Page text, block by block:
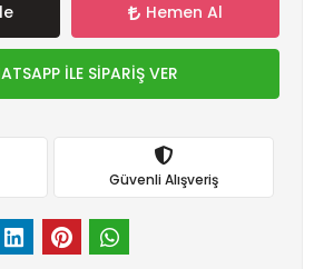
Hemen Al
İLE SİPARİŞ VER
Güvenli Alışveriş